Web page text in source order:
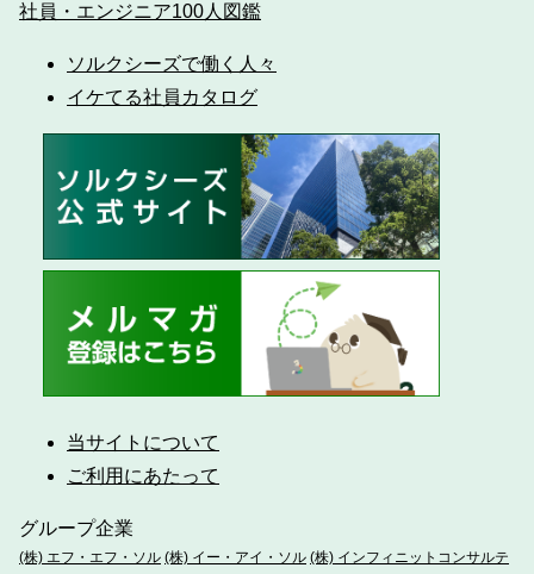
社員・エンジニア100人図鑑
ソルクシーズで働く人々
イケてる社員カタログ
当サイトについて
ご利用にあたって
グループ企業
(株) エフ・エフ・ソル (株) イー・アイ・ソル (株) インフィニットコンサルテ